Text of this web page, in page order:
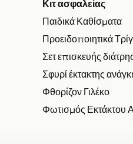
Κιτ ασφαλείας
Παιδικά Καθίσματα
Προειδοποιητικά
Σετ επισκευής
Σφυρί έκτακτης
Φθορίζον Γιλέκο
Φωτισμός Εκτάκτου